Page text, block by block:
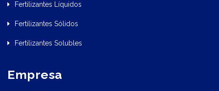
Fertilizantes Líquidos
Fertilizantes Sólidos
Fertilizantes Solubles
Empresa